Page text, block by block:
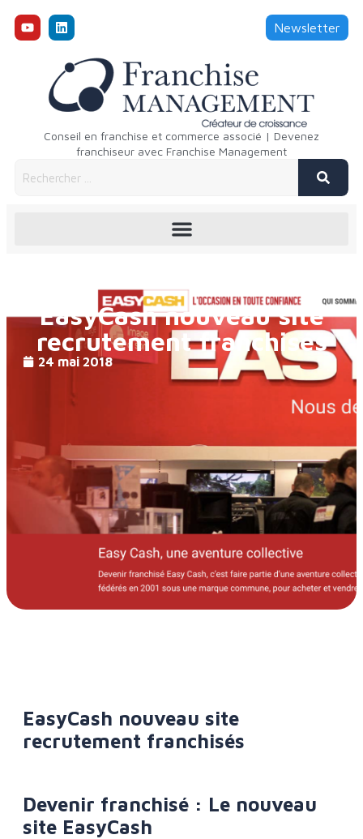
Newsletter
Conseil en franchise et commerce associé | Devenez
franchiseur avec Franchise Management
EasyCash nouveau site
recrutement franchisés
24 mai 2018
EasyCash nouveau site
recrutement franchisés
Devenir franchisé : Le nouveau
site EasyCash